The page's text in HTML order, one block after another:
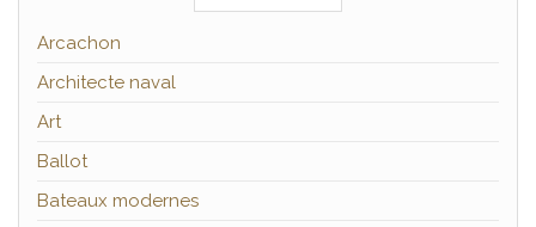
Arcachon
Architecte naval
Art
Ballot
Bateaux modernes